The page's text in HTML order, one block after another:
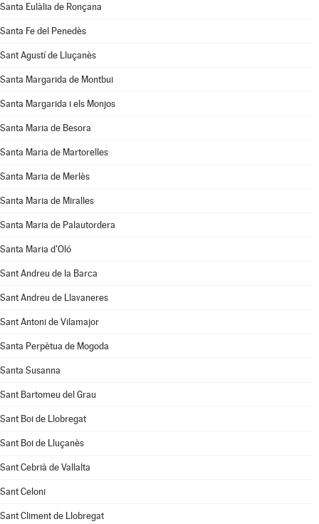
Santa Eulàlia de Ronçana
Santa Fe del Penedès
Sant Agustí de Lluçanès
Santa Margarida de Montbui
Santa Margarida i els Monjos
Santa Maria de Besora
Santa Maria de Martorelles
Santa Maria de Merlès
Santa Maria de Miralles
Santa Maria de Palautordera
Santa Maria d'Oló
Sant Andreu de la Barca
Sant Andreu de Llavaneres
Sant Antoni de Vilamajor
Santa Perpètua de Mogoda
Santa Susanna
Sant Bartomeu del Grau
Sant Boi de Llobregat
Sant Boi de Lluçanès
Sant Cebrià de Vallalta
Sant Celoni
Sant Climent de Llobregat